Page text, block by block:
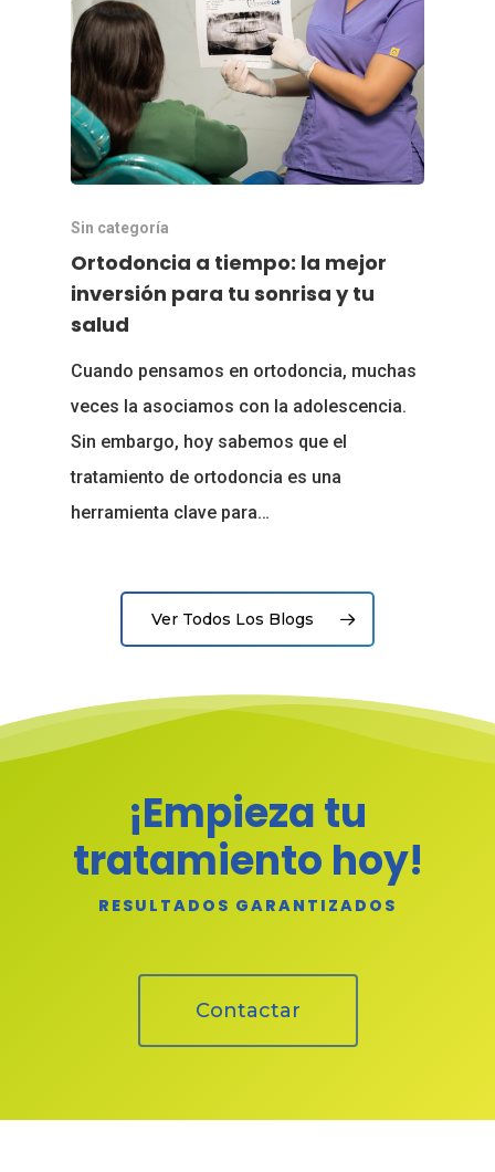
Sin categoría
Ortodoncia a tiempo: la mejor
inversión para tu sonrisa y tu
salud
Cuando pensamos en ortodoncia, muchas
veces la asociamos con la adolescencia.
Sin embargo, hoy sabemos que el
tratamiento de ortodoncia es una
herramienta clave para…
Ver Todos Los Blogs
¡Empieza tu
tratamiento hoy!
RESULTADOS GARANTIZADOS
Contactar